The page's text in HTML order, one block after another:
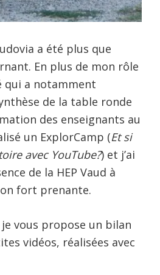
a été plus que
En plus de mon rôle
qui a notamment
de la table ronde
des enseignants au
un ExplorCamp (Et si
avec YouTube?) et j’ai
de la HEP Vaud à
fort prenante.
vous propose un bilan
vidéos, réalisées avec